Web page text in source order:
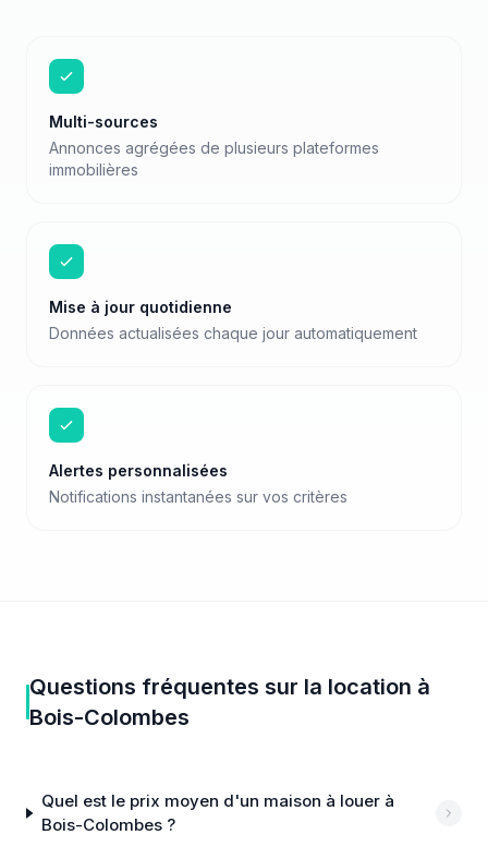
Multi-sources
Annonces agrégées de plusieurs plateformes
immobilières
Mise à jour quotidienne
Données actualisées chaque jour automatiquement
Alertes personnalisées
Notifications instantanées sur vos critères
Questions fréquentes sur la location à
Bois-Colombes
Quel est le prix moyen d'un maison à louer à
Bois-Colombes ?